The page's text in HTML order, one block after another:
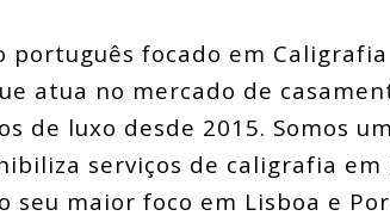
português focado em
atua no mercado de
de luxo desde 2015. Somos
serviços de caligrafia em
seu maior foco em Lisboa e